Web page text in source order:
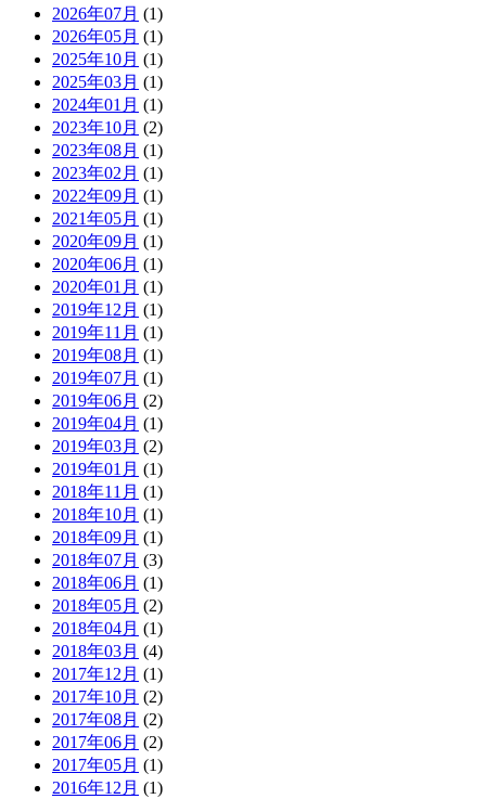
2026年07月 (1)
2026年05月 (1)
2025年10月 (1)
2025年03月 (1)
2024年01月 (1)
2023年10月 (2)
2023年08月 (1)
2023年02月 (1)
2022年09月 (1)
2021年05月 (1)
2020年09月 (1)
2020年06月 (1)
2020年01月 (1)
2019年12月 (1)
2019年11月 (1)
2019年08月 (1)
2019年07月 (1)
2019年06月 (2)
2019年04月 (1)
2019年03月 (2)
2019年01月 (1)
2018年11月 (1)
2018年10月 (1)
2018年09月 (1)
2018年07月 (3)
2018年06月 (1)
2018年05月 (2)
2018年04月 (1)
2018年03月 (4)
2017年12月 (1)
2017年10月 (2)
2017年08月 (2)
2017年06月 (2)
2017年05月 (1)
2016年12月 (1)